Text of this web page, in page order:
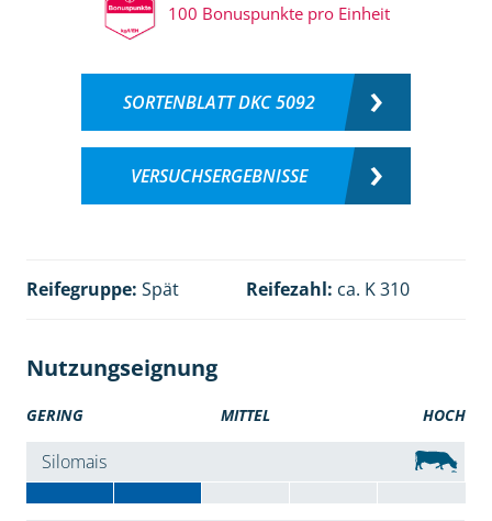
100 Bonuspunkte pro Einheit
SORTENBLATT DKC 5092
VERSUCHSERGEBNISSE
Reifegruppe: Spät Reifezahl: ca. K 310
Nutzungseignung
GERING MITTEL HOCH
Silomais